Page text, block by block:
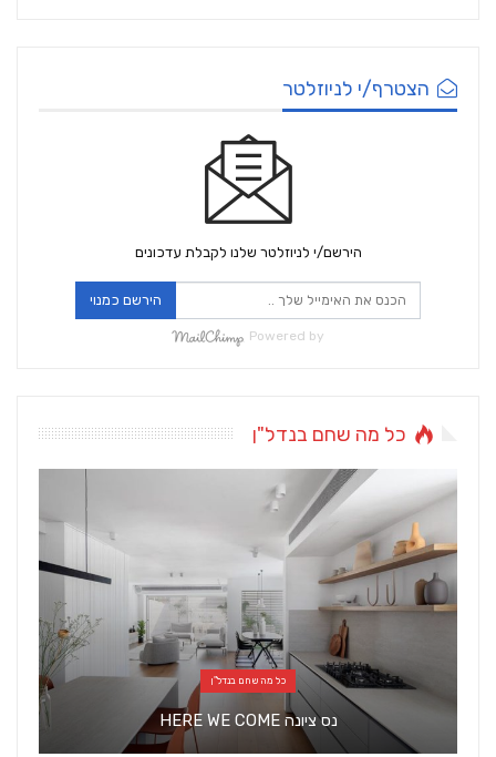
הצטרף/י לניוזלטר
הירשם/י לניוזלטר שלנו לקבלת עדכונים
הירשם כמנוי
Powered by
כל מה שחם בנדל"ן
כל מה שחם בנדל"ן
נס ציונה HERE WE COME